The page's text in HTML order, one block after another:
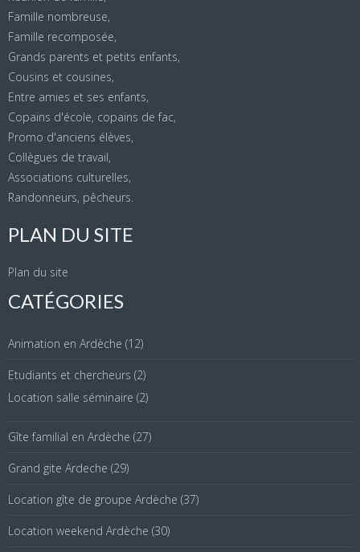
Famille nombreuse,
Famille recomposée,
Grands parents et petits enfants,
Cousins et cousines,
Entre amies et ses enfants,
Copains d'école, copains de fac,
Promo d'anciens élèves,
Collègues de travail,
Associations culturelles,
Randonneurs, pêcheurs.
PLAN DU SITE
Plan du site
CATÉGORIES
Animation en Ardèche (12)
Etudiants et chercheurs (2)
Location salle séminaire (2)
Gîte familial en Ardèche (27)
Grand gite Ardeche (29)
Location gîte de groupe Ardèche (37)
Location weekend Ardèche (30)